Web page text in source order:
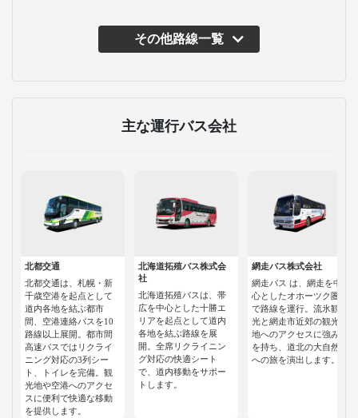
その他路線一覧
主な運行バス会社
北都交通
北都交通は、札幌・新
千歳空港を起点として
道内各地を結ぶ都市
間、空港連絡バスを10
路線以上展開。都市間
高速バスではリクライ
ニング対応の3列シー
ト、トイレを完備。観
光地や空港へのアクセ
スに便利で快適な移動
を提供します。
北海道拓殖バス株式会
社
北海道拓殖バスは、帯
広を中心とした十勝エ
リアを起点として道内
各地を結ぶ路線を展
開。全席リクライニン
グ対応の快適シート
で、道内移動をサポー
トします。
網走バス株式会社
網走バス は、網走を中
心としたオホーツク圏
で路線を運行。流氷観
光と網走市近郊の観光
地へのアクセスに強み
を持ち、道北の大自然
への旅を演出します。